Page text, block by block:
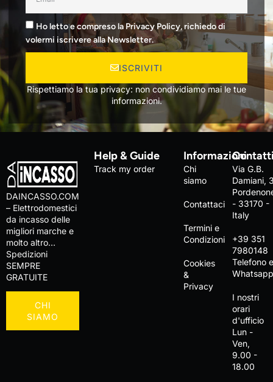
Ho letto e compreso la Privacy Policy, richiedo di
volermi iscrivere alla Newsletter.
ISCRIVITI
Rispettiamo la tua privacy: non condividiamo mai le tue
informazioni.
DAINCASSO.COM
– Elettrodomestici
da incasso delle
migliori marche e
molto altro…
Spedizioni
SEMPRE
GRATUITE
CHI
SIAMO
Help & Guide
Track my order
Informazioni
Chi
siamo
Contattaci
Termini e
Condizioni
Cookies
&
Privacy
Via G.B.
Damiani,
- 33170 -
Italy
+39 351
7980148
Telefono
I nostri
orari
d'ufficio
Lun -
Ven,
9.00 -
18.00